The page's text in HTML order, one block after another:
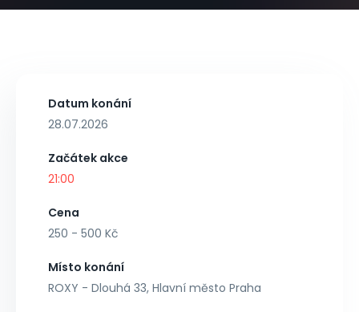
Datum konání
28.07.2026
Začátek akce
21:00
Cena
250 - 500 Kč
Místo konání
ROXY - Dlouhá 33, Hlavní město Praha